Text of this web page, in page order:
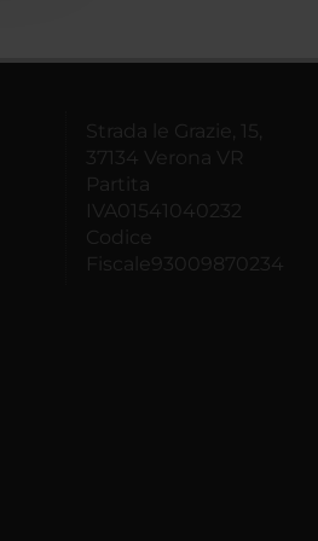
Strada le Grazie, 15,
37134 Verona VR
Partita
IVA01541040232
Codice
Fiscale93009870234